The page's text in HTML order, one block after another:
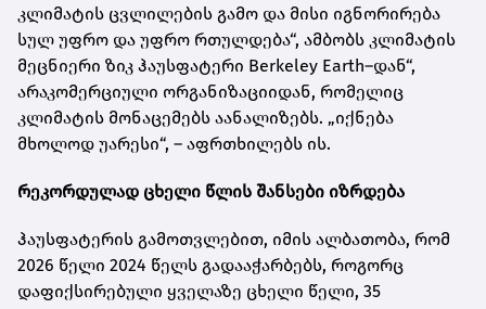
კლიმატის ცვლილების გამო და მისი იგნორირება
სულ უფრო და უფრო რთულდება“, ამბობს კლიმატის
მეცნიერი ზიკ ჰაუსფატერი Berkeley Earth–დან“,
არაკომერციული ორგანიზაციიდან, რომელიც
კლიმატის მონაცემებს აანალიზებს. „იქნება
მხოლოდ უარესი“, – აფრთხილებს ის.
რეკორდულად ცხელი წლის შანსები იზრდება
ჰაუსფატერის გამოთვლებით, იმის ალბათობა, რომ
2026 წელი 2024 წელს გადააჭარბებს, როგორც
დაფიქსირებული ყველაზე ცხელი წელი, 35